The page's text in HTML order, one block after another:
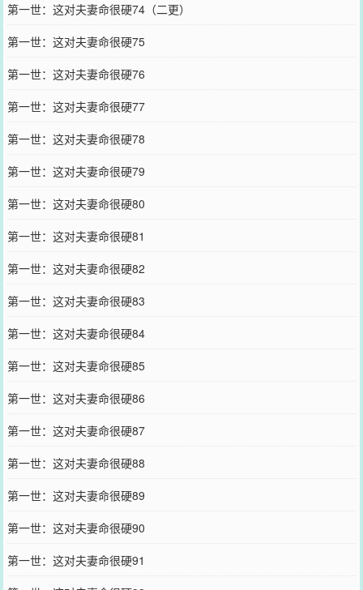
第一世：这对夫妻命很硬74（二更）
第一世：这对夫妻命很硬75
第一世：这对夫妻命很硬76
第一世：这对夫妻命很硬77
第一世：这对夫妻命很硬78
第一世：这对夫妻命很硬79
第一世：这对夫妻命很硬80
第一世：这对夫妻命很硬81
第一世：这对夫妻命很硬82
第一世：这对夫妻命很硬83
第一世：这对夫妻命很硬84
第一世：这对夫妻命很硬85
第一世：这对夫妻命很硬86
第一世：这对夫妻命很硬87
第一世：这对夫妻命很硬88
第一世：这对夫妻命很硬89
第一世：这对夫妻命很硬90
第一世：这对夫妻命很硬91